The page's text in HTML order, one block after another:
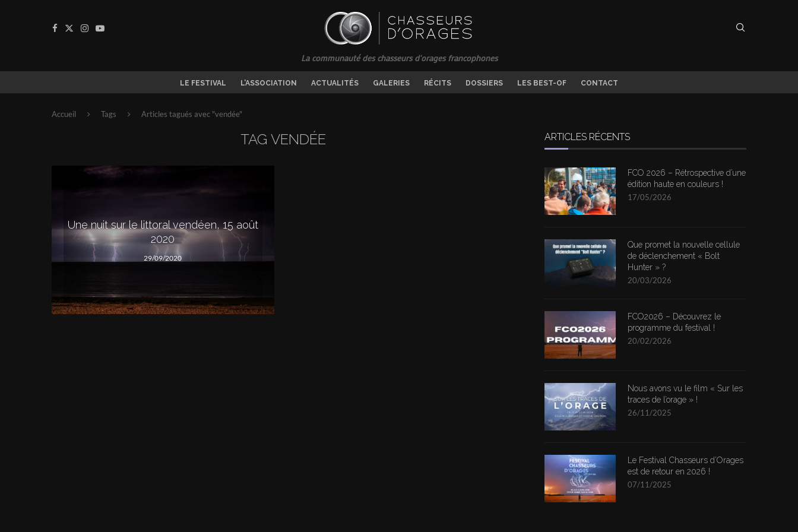
La communauté des chasseurs d'orages francophones
LE FESTIVAL L’ASSOCIATION ACTUALITÉS GALERIES RÉCITS DOSSIERS LES BEST-OF CONTACT
Accueil Tags Articles tagués avec "vendée"
TAG VENDÉE
Une nuit sur le littoral vendéen, 15 août
2020
29/09/2020
ARTICLES RÉCENTS
FCO 2026 – Rétrospective d’une
édition haute en couleurs !
17/05/2026
Que promet la nouvelle cellule
de déclenchement « Bolt
Hunter » ?
20/03/2026
FCO2026 – Découvrez le
programme du festival !
20/02/2026
Nous avons vu le film « Sur les
traces de l’orage » !
26/11/2025
Le Festival Chasseurs d’Orages
est de retour en 2026 !
07/11/2025